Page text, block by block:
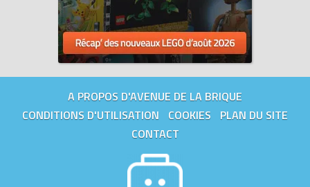
A PROPOS D'AVENUE DE LA BRIQUE
CONDITIONS D'UTILISATION
COOKIES
PLAN DU SITE
CONTACT